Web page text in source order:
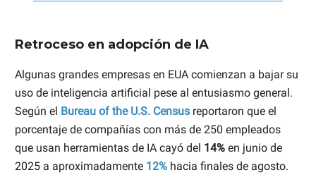
Retroceso en adopción de IA
Algunas grandes empresas en EUA comienzan a bajar su
uso de inteligencia artificial pese al entusiasmo general.
Según el Bureau of the U.S. Census reportaron que el
porcentaje de compañías con más de 250 empleados
que usan herramientas de IA cayó del 14% en junio de
2025 a aproximadamente 12% hacia finales de agosto.